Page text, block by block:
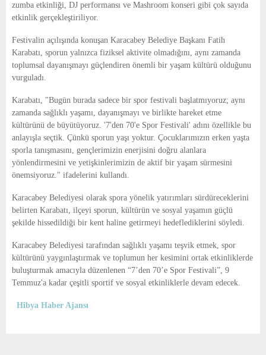
zumba etkinliği, DJ performansı ve Mashroom konseri gibi çok sayıda
etkinlik gerçekleştiriliyor.
Festivalin açılışında konuşan Karacabey Belediye Başkanı Fatih
Karabatı, sporun yalnızca fiziksel aktivite olmadığını, aynı zamanda
toplumsal dayanışmayı güçlendiren önemli bir yaşam kültürü olduğunu
vurguladı.
Karabatı, "Bugün burada sadece bir spor festivali başlatmıyoruz; aynı
zamanda sağlıklı yaşamı, dayanışmayı ve birlikte hareket etme
kültürünü de büyütüyoruz. '7'den 70'e Spor Festivali' adını özellikle bu
anlayışla seçtik. Çünkü sporun yaşı yoktur. Çocuklarımızın erken yaşta
sporla tanışmasını, gençlerimizin enerjisini doğru alanlara
yönlendirmesini ve yetişkinlerimizin de aktif bir yaşam sürmesini
önemsiyoruz." ifadelerini kullandı.
Karacabey Belediyesi olarak spora yönelik yatırımları sürdüreceklerini
belirten Karabatı, ilçeyi sporun, kültürün ve sosyal yaşamın güçlü
şekilde hissedildiği bir kent haline getirmeyi hedeflediklerini söyledi.
Karacabey Belediyesi tarafından sağlıklı yaşamı teşvik etmek, spor
kültürünü yaygınlaştırmak ve toplumun her kesimini ortak etkinliklerde
buluşturmak amacıyla düzenlenen “7’den 70’e Spor Festivali”, 9
Temmuz'a kadar çeşitli sportif ve sosyal etkinliklerle devam edecek.
Hibya Haber Ajansı